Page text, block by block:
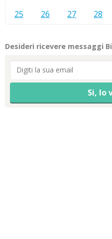
25
26 27 28
Desideri ricevere messaggi